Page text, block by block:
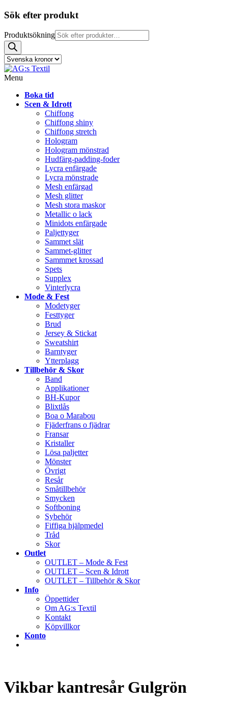
Sök efter produkt
Produktsökning
Menu
Boka tid
Scen & Idrott
Chiffong
Chiffong shiny
Chiffong stretch
Hologram
Hologram mönstrad
Hudfärg-padding-foder
Lycra enfärgade
Lycra mönstrade
Mesh enfärgad
Mesh glitter
Mesh stora maskor
Metallic o lack
Minidots enfärgade
Paljettyger
Sammet slät
Sammet-glitter
Sammmet krossad
Spets
Supplex
Vinterlycra
Mode & Fest
Modetyger
Festtyger
Brud
Jersey & Stickat
Sweatshirt
Barntyger
Ytterplagg
Tillbehör & Skor
Band
Applikationer
BH-Kupor
Blixtlås
Boa o Marabou
Fjäderfrans o fjädrar
Fransar
Kristaller
Lösa paljetter
Mönster
Övrigt
Resår
Småtillbehör
Smycken
Softboning
Sybehör
Fiffiga hjälpmedel
Tråd
Skor
Outlet
OUTLET – Mode & Fest
OUTLET – Scen & Idrott
OUTLET – Tillbehör & Skor
Info
Öppettider
Om AG:s Textil
Kontakt
Köpvillkor
Konto
Vikbar kantresår Gulgrön